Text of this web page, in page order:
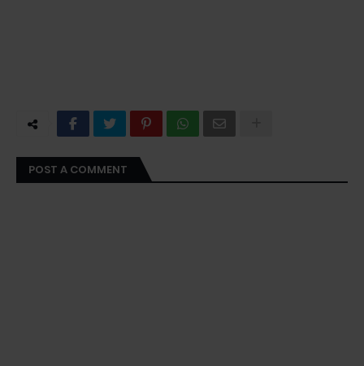
POST A COMMENT